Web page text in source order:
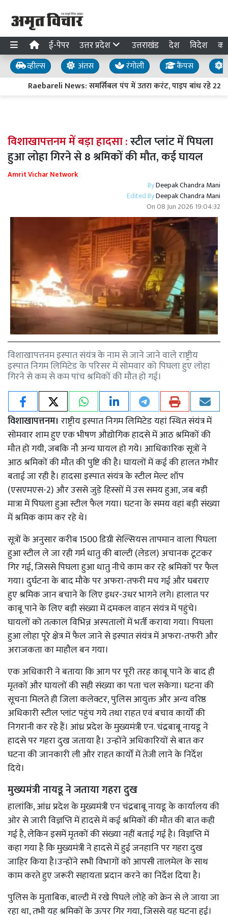
ई-पेपर उत्तर प्रदेश उत्तराखंड देश विदेश
व्हील्स अंतस रंगोली कैंपस
Raebareli News: समर्सिबल पंप में उतरा करंट, पाइप बांध रहे 22
विशाखापत्तनम में बड़ा हादसा :स्टील प्लांट में पिघला
हुआ लोहा गिरने से 8 श्रमिकों की मौत, कई घायल
Amrit Vichar Network
ByDeepak Chandra Mani
Edited ByDeepak Chandra Mani
On08 Jun 2026 19:04:32
विशाखापत्तनम इस्पात संयंत्र के नाम से जाने जाने वाले राष्ट्रीय
इस्पात निगम लिमिटेड के परिसर में सोमवार को पिघला हुए लोहा
गिरने से कम से कम पांच श्रमिकों की मौत हो गई।
विशाखापत्तनम। राष्ट्रीय इस्पात निगम लिमिटेड यहां स्थित संयंत्र में
सोमवार शाम हुए एक भीषण औद्योगिक हादसे में आठ श्रमिकों की
मौत हो गयी, जबकि नौ अन्य घायल हो गये। आधिकारिक सूत्रों ने
आठ श्रमिकों की मौत की पुष्टि की है। घायलों में कई की हालत गंभीर
बताई जा रही है। हादसा इस्पात संयंत्र के स्टील मेल्ट शॉप
(एसएमएस-2) और उससे जुड़े हिस्सों में उस समय हुआ, जब बड़ी
मात्रा में पिघला हुआ स्टील फैल गया। घटना के समय वहां बड़ी संख्या
में श्रमिक काम कर रहे थे।
सूत्रों के अनुसार करीब 1500 डिग्री सेल्सियस तापमान वाला पिघला
हुआ स्टील ले जा रही गर्म धातु की बाल्टी (लेडल) अचानक टूटकर
गिर गई, जिससे पिघला हुआ धातु नीचे काम कर रहे श्रमिकों पर फैल
गया। दुर्घटना के बाद मौके पर अफरा-तफरी मच गई और घबराए
हुए श्रमिक जान बचाने के लिए इधर-उधर भागने लगे। हालात पर
काबू पाने के लिए बड़ी संख्या में दमकल वाहन संयंत्र में पहुंचे।
घायलों को तत्काल विभिन्न अस्पतालों में भर्ती कराया गया। पिघला
हुआ लोहा पूरे क्षेत्र में फैल जाने से इस्पात संयंत्र में अफरा-तफरी और
अराजकता का माहौल बन गया।
एक अधिकारी ने बताया कि आग पर पूरी तरह काबू पाने के बाद ही
मृतकों और घायलों की सही संख्या का पता चल सकेगा। घटना की
सूचना मिलते ही जिला कलेक्टर, पुलिस आयुक्त और अन्य वरिष्ठ
अधिकारी स्टील प्लांट पहुंच गये तथा राहत एवं बचाव कार्यों की
निगरानी कर रहे हैं। आंध्र प्रदेश के मुख्यमंत्री एन. चंद्रबाबू नायडू ने
हादसे पर गहरा दुख जताया है। उन्होंने अधिकारियों से बात कर
घटना की जानकारी ली और राहत कार्यों में तेजी लाने के निर्देश
दिये।
मुख्यमंत्री नायडू ने जताया गहरा दुख
हालांकि, आंध्र प्रदेश के मुख्यमंत्री एन चंद्रबाबू नायडू के कार्यालय की
ओर से जारी विज्ञप्ति में हादसे में कई श्रमिकों की मौत की बात कही
गई है, लेकिन इसमें मृतकों की संख्या नहीं बताई गई है। विज्ञप्ति में
कहा गया है कि मुख्यमंत्री ने हादसे में हुई जनहानि पर गहरा दुख
जाहिर किया है।उन्होंने सभी विभागों को आपसी तालमेल के साथ
काम करते हुए जरूरी सहायता प्रदान करने का निर्देश दिया है।
पुलिस के मुताबिक, बाल्टी में रखे पिघले लोहे को क्रेन से ले जाया जा
रहा था, तभी यह श्रमिकों के ऊपर गिर गया, जिससे यह घटना हुई।